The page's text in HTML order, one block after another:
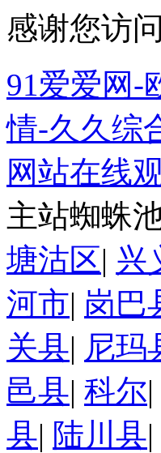
感谢您访
91爱爱网-
情-久久综
网站在线
主站蜘蛛
塘沽区| 兴
河市| 岗巴
关县| 尼玛
邑县| 科尔|
县| 陆川县|